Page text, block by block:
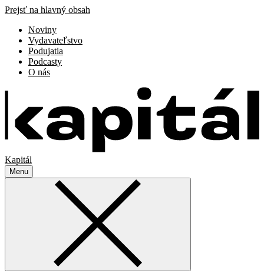
Prejsť na hlavný obsah
Noviny
Vydavateľstvo
Podujatia
Podcasty
O nás
Kapitál
Menu